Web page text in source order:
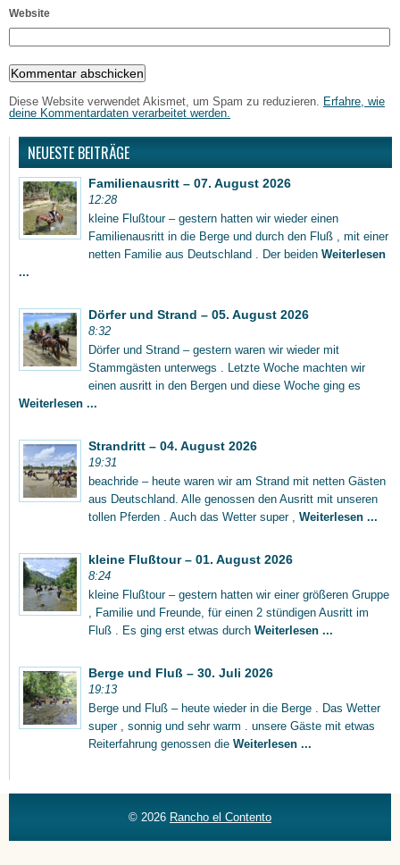
Website
Diese Website verwendet Akismet, um Spam zu reduzieren.
Erfahre, wie
deine Kommentardaten verarbeitet werden.
NEUESTE BEITRÄGE
Familienausritt – 07. August 2026
12:28
kleine Flußtour – gestern hatten wir wieder einen
Familienausritt in die Berge und durch den Fluß , mit einer
netten Familie aus Deutschland . Der beiden Weiterlesen
...
Dörfer und Strand – 05. August 2026
8:32
Dörfer und Strand – gestern waren wir wieder mit
Stammgästen unterwegs . Letzte Woche machten wir
einen ausritt in den Bergen und diese Woche ging es
Weiterlesen ...
Strandritt – 04. August 2026
19:31
beachride – heute waren wir am Strand mit netten Gästen
aus Deutschland. Alle genossen den Ausritt mit unseren
tollen Pferden . Auch das Wetter super , Weiterlesen ...
kleine Flußtour – 01. August 2026
8:24
kleine Flußtour – gestern hatten wir einer größeren Gruppe
, Familie und Freunde, für einen 2 stündigen Ausritt im
Fluß . Es ging erst etwas durch Weiterlesen ...
Berge und Fluß – 30. Juli 2026
19:13
Berge und Fluß – heute wieder in die Berge . Das Wetter
super , sonnig und sehr warm . unsere Gäste mit etwas
Reiterfahrung genossen die Weiterlesen ...
© 2026 Rancho el Contento